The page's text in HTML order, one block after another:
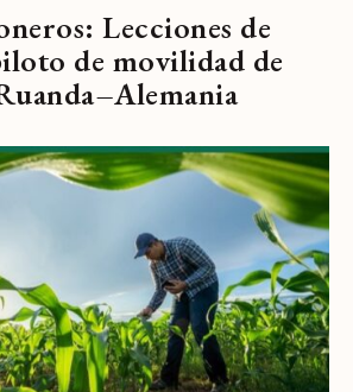
Lecciones de
de movilidad de